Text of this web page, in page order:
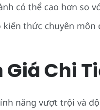
có thể cao hơn so
kiến thức chuyên môn
Chi
năng vượt trội và độ